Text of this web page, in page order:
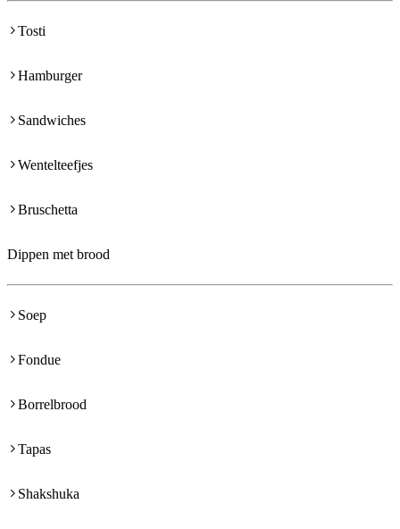
Tosti
Hamburger
Sandwiches
Wentelteefjes
Bruschetta
Dippen met brood
Soep
Fondue
Borrelbrood
Tapas
Shakshuka